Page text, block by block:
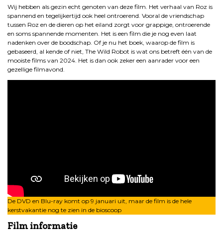
Wij hebben als gezin echt genoten van deze film. Het verhaal van Roz is
spannend en tegelijkertijd ook heel ontroerend. Vooral de vriendschap
tussen Roz en de dieren op het eiland zorgt voor grappige, ontroerende
en soms spannende momenten. Het is een film die je nog even laat
nadenken over de boodschap. Of je nu het boek, waarop de film is
gebaseerd, al kende of niet, The Wild Robot is wat ons betreft één van de
mooiste films van 2024. Het is dan ook zeker een aanrader voor een
gezellige filmavond.
De DVD en Blu-ray komt op 9 januari uit, maar de film is de hele
kerstvakantie nog te zien in de bioscoop
Film informatie